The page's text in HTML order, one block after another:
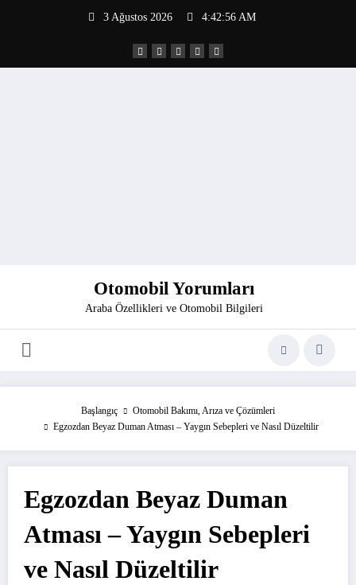
3 Ağustos 2026 4:42:57 AM
Otomobil Yorumları
Araba Özellikleri ve Otomobil Bilgileri
Başlangıç
Otomobil Bakımı, Arıza ve Çözümleri
Egzozdan Beyaz Duman Atması – Yaygın Sebepleri ve Nasıl Düzeltilir
Egzozdan Beyaz Duman
Atması – Yaygın Sebepleri
ve Nasıl Düzeltilir